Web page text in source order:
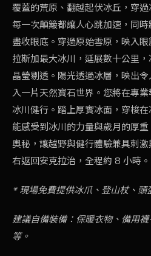
覆蓋的荒原、翻越起伏冰丘，穿過
每一次顛簸都讓人心跳加速，同
盡收眼底。穿過原始雪原，映入眼
拉斯加最大冰川，延展數十公里
晶瑩剔透。陽光透過冰層，映出
入一片天然寶石世界。您將在專
冰川健行。踏上厚實冰面，穿梭
能感受到冰川的力量與歲月的厚
奧秘，讓越野與健行體驗兼具刺
右返回安克拉治，全程約 8 小時。
* 現場免費提供冰爪、登山杖、頭
建議自備裝備：保暖衣物、備用
等。